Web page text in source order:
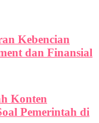
Kebencian
dan Finansial
Konten
Pemerintah di